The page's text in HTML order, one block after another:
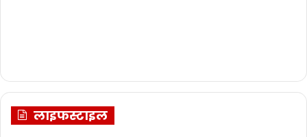
लाइफस्टाइल